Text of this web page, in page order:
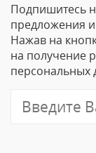
Ваше Имя
Email
Подпишитесь
предложения и
Нажав на
на получение
персональных